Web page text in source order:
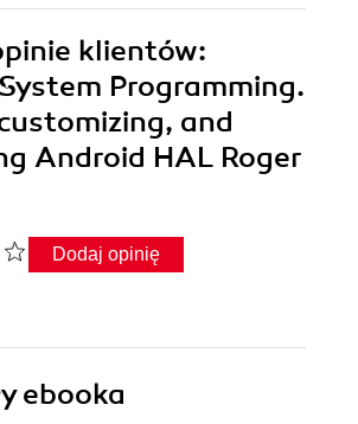
klientów:
Programming.
and
Android HAL Roger
Dodaj opinię
ebooka